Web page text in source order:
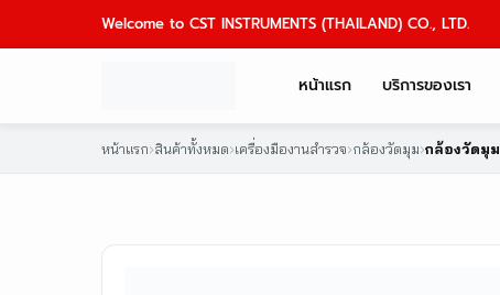
Welcome to CST INSTRUMENTS (THAILAND) CO., LTD.
หน้าแรก บริการของเรา
หน้าแรก›สินค้าทั้งหมด›เครื่องมืองานสำรวจ›กล้องวัดมุม›กล้องวัดมุม